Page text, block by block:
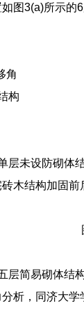
图3(a)所示
角
构
层未设防砌体
木结构加固
层简易砌体结
析，同济大学